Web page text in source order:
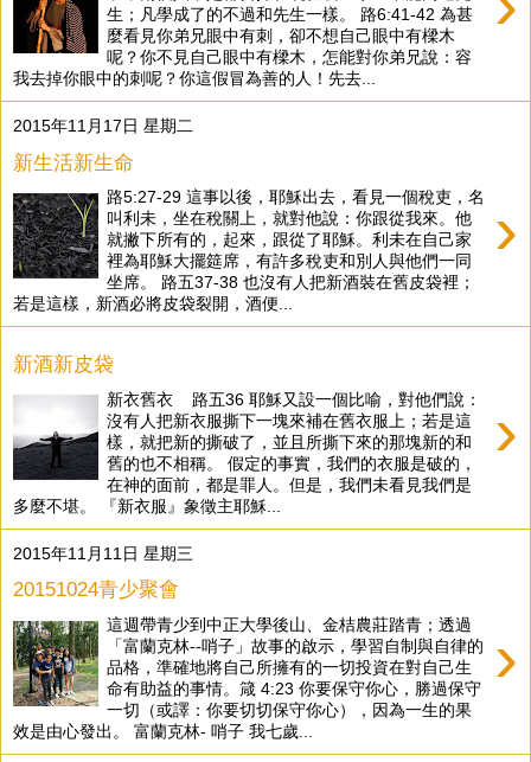
生；凡學成了的不過和先生一樣。 路6:41-42 為甚
麼看見你弟兄眼中有刺，卻不想自己眼中有樑木
呢？你不見自己眼中有樑木，怎能對你弟兄說：容
我去掉你眼中的刺呢？你這假冒為善的人！先去...
2015年11月17日 星期二
新生活新生命
›
路5:27-29 這事以後，耶穌出去，看見一個稅吏，名
叫利未，坐在稅關上，就對他說：你跟從我來。他
就撇下所有的，起來，跟從了耶穌。利未在自己家
裡為耶穌大擺筵席，有許多稅吏和別人與他們一同
坐席。 路五37-38 也沒有人把新酒裝在舊皮袋裡；
若是這樣，新酒必將皮袋裂開，酒便...
新酒新皮袋
›
新衣舊衣 路五36 耶穌又設一個比喻，對他們說：
沒有人把新衣服撕下一塊來補在舊衣服上；若是這
樣，就把新的撕破了，並且所撕下來的那塊新的和
舊的也不相稱。 假定的事實，我們的衣服是破的，
在神的面前，都是罪人。但是，我們未看見我們是
多麼不堪。 『新衣服』象徵主耶穌...
2015年11月11日 星期三
20151024青少聚會
›
這週帶青少到中正大學後山、金桔農莊踏青；透過
「富蘭克林--哨子」故事的啟示，學習自制與自律的
品格，準確地將自己所擁有的一切投資在對自己生
命有助益的事情。箴 4:23 你要保守你心，勝過保守
一切（或譯：你要切切保守你心），因為一生的果
效是由心發出。 富蘭克林- 哨子 我七歲...